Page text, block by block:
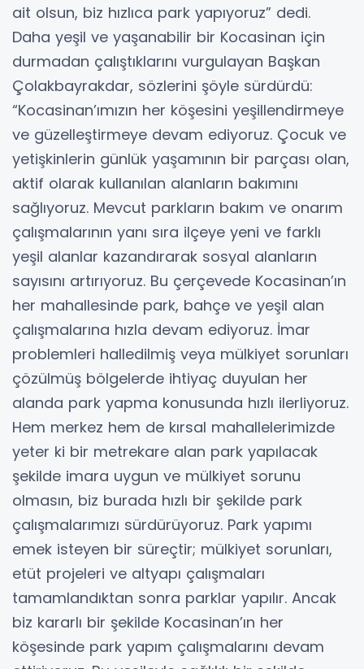
ait olsun, biz hızlıca park yapıyoruz” dedi.
Daha yeşil ve yaşanabilir bir Kocasinan için
durmadan çalıştıklarını vurgulayan Başkan
Çolakbayrakdar, sözlerini şöyle sürdürdü:
“Kocasinan’ımızın her köşesini yeşillendirmeye
ve güzelleştirmeye devam ediyoruz. Çocuk ve
yetişkinlerin günlük yaşamının bir parçası olan,
aktif olarak kullanılan alanların bakımını
sağlıyoruz. Mevcut parkların bakım ve onarım
çalışmalarının yanı sıra ilçeye yeni ve farklı
yeşil alanlar kazandırarak sosyal alanların
sayısını artırıyoruz. Bu çerçevede Kocasinan’ın
her mahallesinde park, bahçe ve yeşil alan
çalışmalarına hızla devam ediyoruz. İmar
problemleri halledilmiş veya mülkiyet sorunları
çözülmüş bölgelerde ihtiyaç duyulan her
alanda park yapma konusunda hızlı ilerliyoruz.
Hem merkez hem de kırsal mahallelerimizde
yeter ki bir metrekare alan park yapılacak
şekilde imara uygun ve mülkiyet sorunu
olmasın, biz burada hızlı bir şekilde park
çalışmalarımızı sürdürüyoruz. Park yapımı
emek isteyen bir süreçtir; mülkiyet sorunları,
etüt projeleri ve altyapı çalışmaları
tamamlandıktan sonra parklar yapılır. Ancak
biz kararlı bir şekilde Kocasinan’ın her
köşesinde park yapım çalışmalarını devam